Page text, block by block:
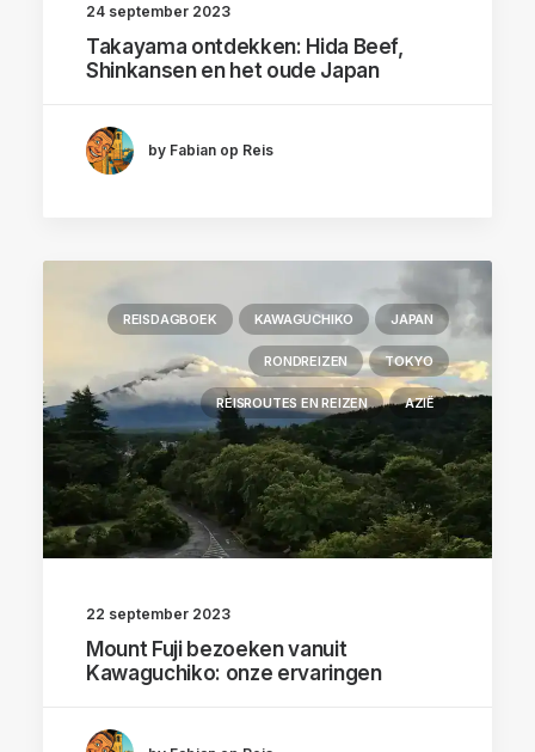
24 september 2023
Takayama ontdekken: Hida Beef,
Shinkansen en het oude Japan
by Fabian op Reis
REISDAGBOEK KAWAGUCHIKO JAPAN
RONDREIZEN TOKYO
REISROUTES EN REIZEN AZIË
22 september 2023
Mount Fuji bezoeken vanuit
Kawaguchiko: onze ervaringen